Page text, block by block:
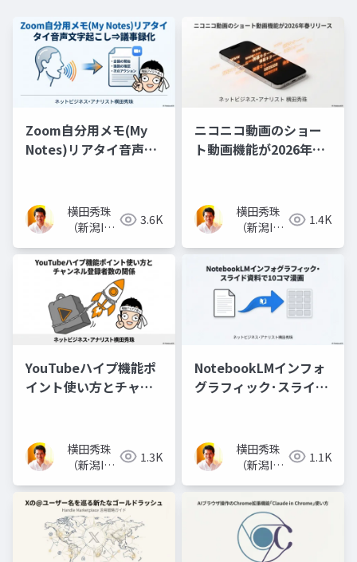
Zoom自分用メモ(My
Notes)リアタイ音声文
横田秀珠
（新潟IT
タント）
3.6K
ニコニコ動画のショー
ト動画機能が2026年春
横田秀珠
（新潟IT
1.4K
YouTubeハイプ機能ポ
イント使い方とチャン
横田秀珠
（新潟IT
タント）
1.3K
NotebookLMインフォ
グラフィック･スライド
横田秀珠
（新潟IT
1.1K